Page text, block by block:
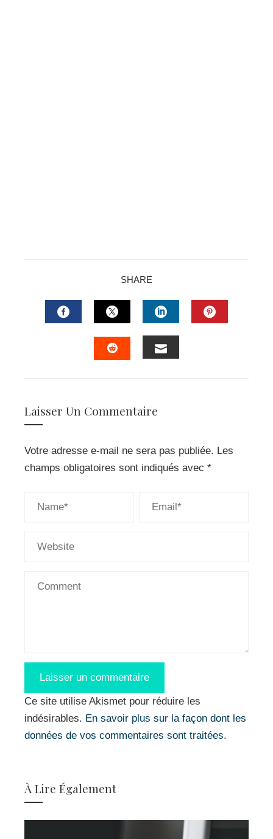
SHARE
FACEBOOKTWITTERLINKEDIN
Laisser Un Commentaire
Votre adresse e-mail ne sera pas publiée. Les
champs obligatoires sont indiqués avec *
Ce site utilise Akismet pour réduire les
indésirables. En savoir plus sur la façon dont les
données de vos commentaires sont traitées.
À Lire Également